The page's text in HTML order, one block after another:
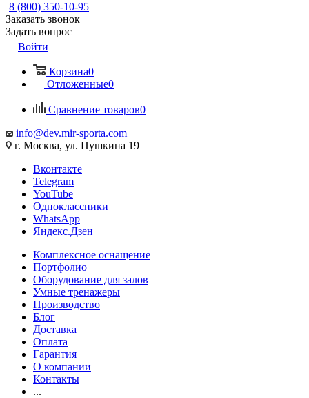
8 (800) 350-10-95
Заказать звонок
Задать вопрос
Войти
Корзина0
Отложенные0
Сравнение товаров0
info@dev.mir-sporta.com
г. Москва, ул. Пушкина 19
Вконтакте
Telegram
YouTube
Одноклассники
WhatsApp
Яндекс.Дзен
Комплексное оснащение
Портфолио
Оборудование для залов
Умные тренажеры
Производство
Блог
Доставка
Оплата
Гарантия
О компании
Контакты
...